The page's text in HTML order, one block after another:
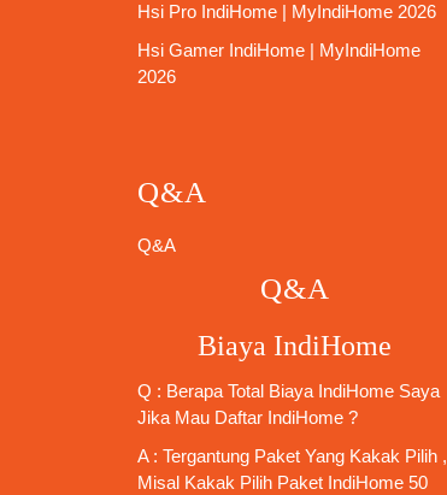
Hsi Pro IndiHome | MyIndiHome 2026
Hsi Gamer IndiHome | MyIndiHome
2026
Q&A
Q&A
Q&A
Biaya IndiHome
Q : Berapa Total Biaya IndiHome Saya
Jika Mau Daftar IndiHome ?
A : Tergantung Paket Yang Kakak Pilih ,
Misal Kakak Pilih Paket IndiHome 50